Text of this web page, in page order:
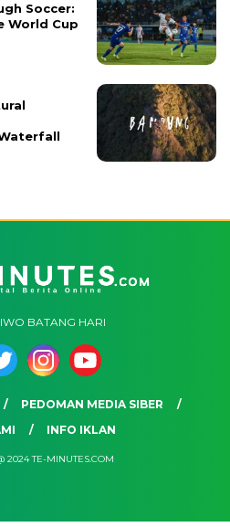
Soccer:
World Cup
BATANG HARI
PEDOMAN MEDIA SIBER
INFO IKLAN
2024 TE-MINUTES.COM